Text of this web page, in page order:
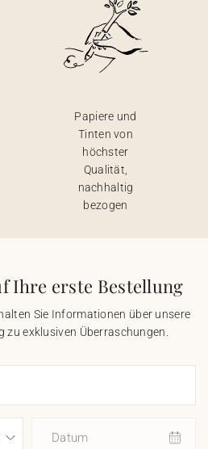
Papiere und
Tinten von
höchster
Qualität,
nachhaltig
bezogen
Ihre erste Bestellung
Sie Informationen über unsere
zu exklusiven Überraschungen.
Datum